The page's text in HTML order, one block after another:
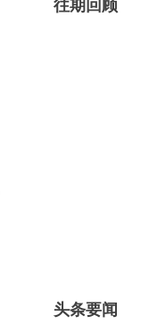
往期回顾
头条要闻